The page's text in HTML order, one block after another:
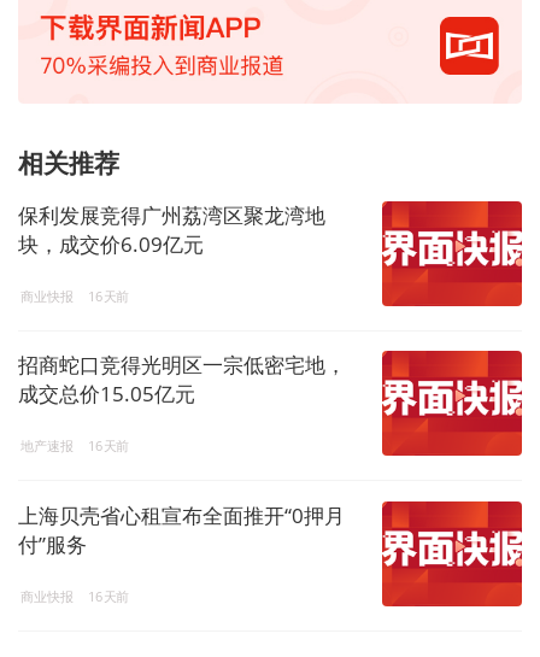
相关推荐
保利发展竞得广州荔湾区聚龙湾地
块，成交价6.09亿元
商业快报 16天前
招商蛇口竞得光明区一宗低密宅地，
成交总价15.05亿元
地产速报 16天前
上海贝壳省心租宣布全面推开“0押月
付”服务
商业快报 16天前